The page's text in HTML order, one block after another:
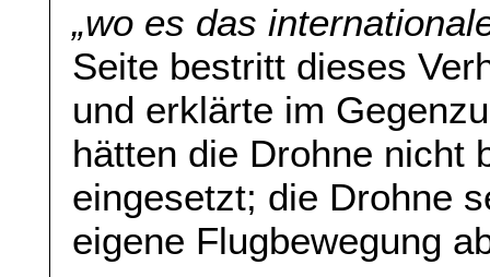
„wo es das
Seite bestritt dieses
und erklärte im
hätten die Drohne nicht
eingesetzt; die Drohne
eigene Flugbewegung